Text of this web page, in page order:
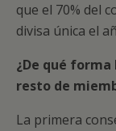
que el 70% del
divisa única el
¿De qué
resto de
La primera